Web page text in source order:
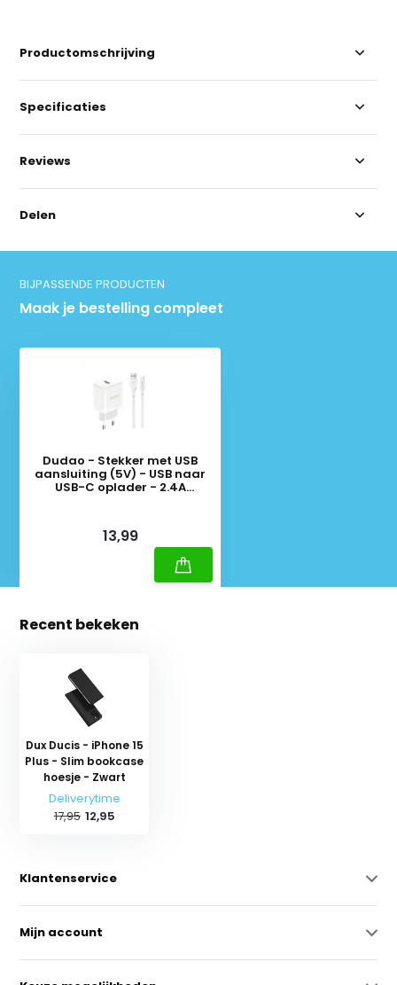
Productomschrijving
Specificaties
Reviews
Delen
BIJPASSENDE PRODUCTEN
Maak je bestelling compleet
Dudao - Stekker met USB
aansluiting (5V) - USB naar
USB-C oplader - 2.4A
13,99
Recent bekeken
Dux Ducis - iPhone 15
Plus - Slim bookcase
hoesje - Zwart
Deliverytime
17,95 12,95
Klantenservice
Mijn account